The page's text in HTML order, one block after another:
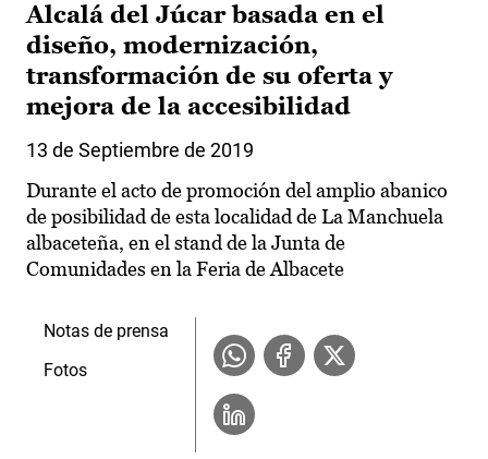
Alcalá del Júcar basada en el
diseño, modernización,
transformación de su oferta y
mejora de la accesibilidad
13 de Septiembre de 2019
Durante el acto de promoción del amplio abanico
de posibilidad de esta localidad de La Manchuela
albaceteña, en el stand de la Junta de
Comunidades en la Feria de Albacete
Notas de prensa
Fotos